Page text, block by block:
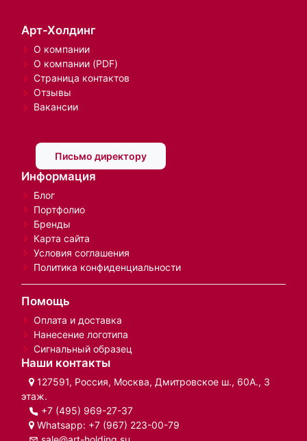
Арт-Холдинг
О компании
О компании (PDF)
Страница контактов
Отзывы
Вакансии
Письмо директору
Информация
Блог
Портфолио
Бренды
Карта сайта
Условия соглашения
Политика конфиденциальности
Помощь
Оплата и доставка
Нанесение логотипа
Сигнальный образец
Наши контакты
127591, Россия, Москва, Дмитровское ш., 60А., 3
этаж.
+7 (495) 969-27-37
Whatsapp: +7 (967) 223-00-79